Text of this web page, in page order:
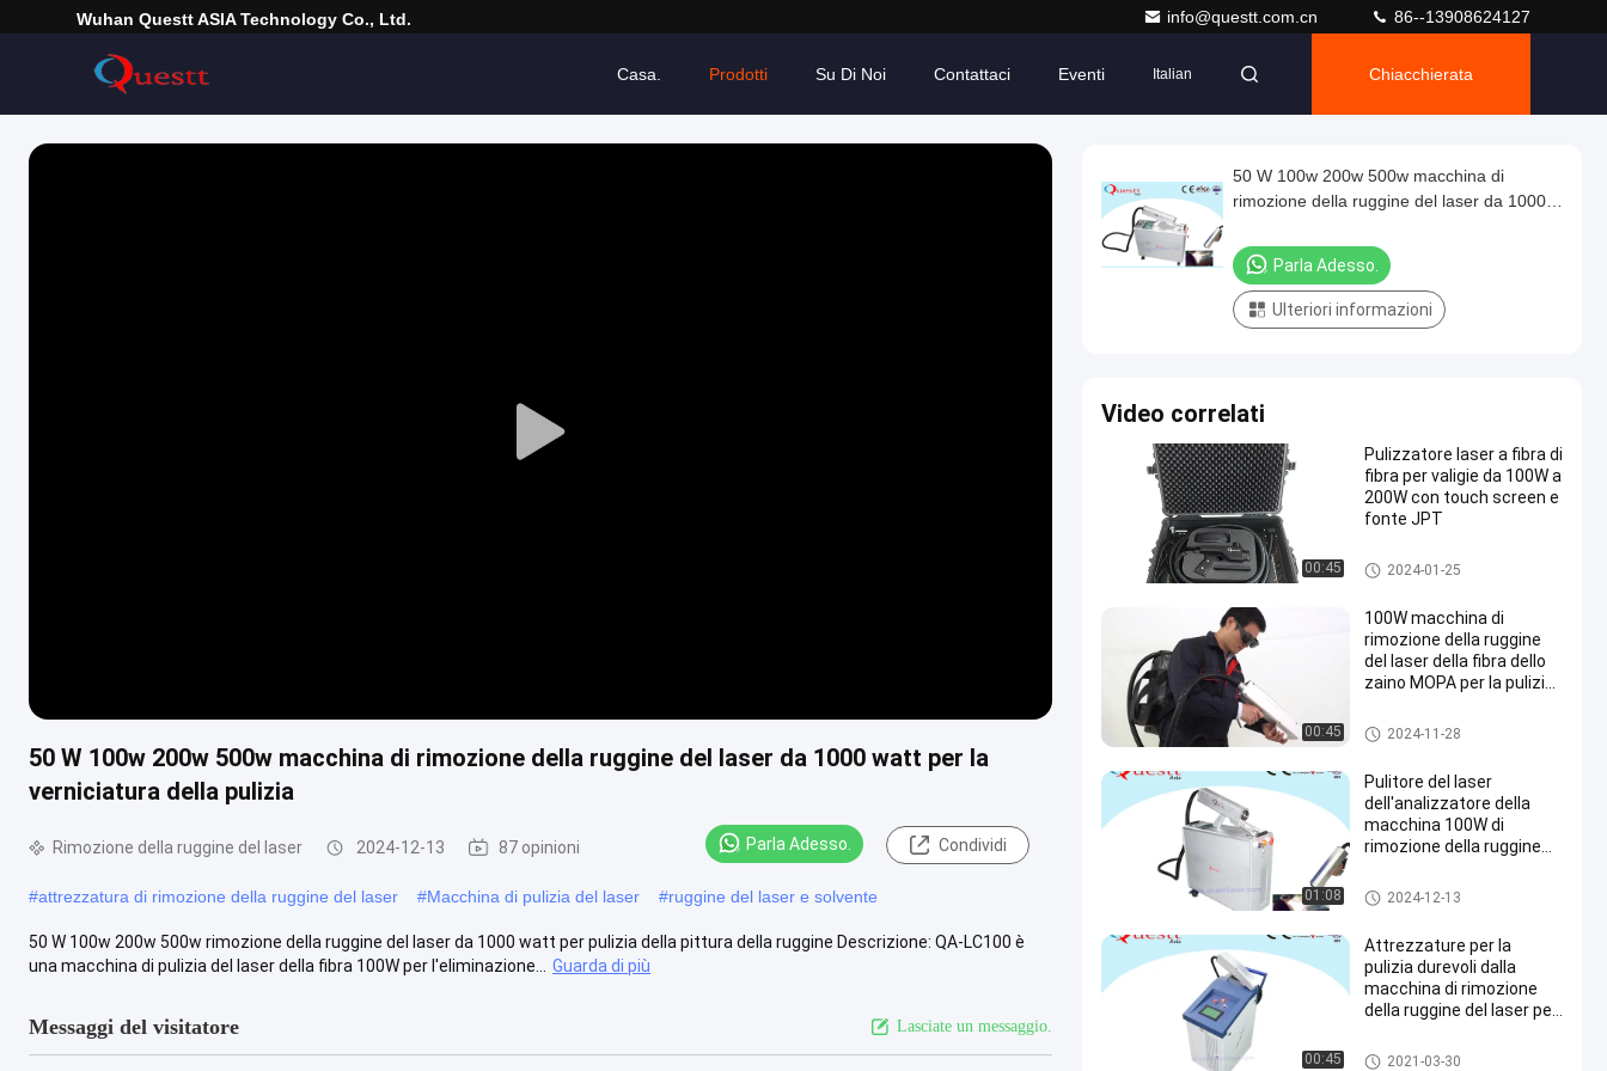
Wuhan Questt ASIA Technology Co., Ltd. info@questt.com.cn 86--13908624127
Casa. Prodotti Su Di Noi Contattaci Eventi Italian Chiacchierata
Play
50 W 100w 200w 500w macchina di rimozione della ruggine del laser da 1000 watt per la
verniciatura della pulizia
Rimozione della ruggine del laser 2024-12-13 87 opinioni Parla Adesso. Condividi
#attrezzatura di rimozione della ruggine del laser #Macchina di pulizia del laser #ruggine del laser e solvente
50 W 100w 200w 500w rimozione della ruggine del laser da 1000 watt per pulizia della pittura della ruggine Descrizione: QA-LC100 è
una macchina di pulizia del laser della fibra 100W per l'eliminazione...
Guarda di più
Messaggi del visitatore Lasciate un messaggio.
50 W 100w 200w 500w macchina di
rimozione della ruggine del laser da 1000
Parla Adesso.
Ulteriori informazioni
Video correlati
00:45
Pulizzatore laser a fibra di
fibra per valigie da 100W a
200W con touch screen e
fonte JPT
Macchina di pulizia del laser
2024-01-25
00:45
100W macchina di
rimozione della ruggine
del laser della fibra dello
zaino MOPA per la pulizia
Rimozione della ruggine del la
ser
2024-11-28
01:08
Pulitore del laser
dell'analizzatore della
macchina 100W di
rimozione della ruggine
Hanheld
Rimozione della ruggine del la
ser
2024-12-13
00:45
Attrezzature per la
pulizia durevoli dalla
macchina di rimozione
della ruggine del laser per
pittura della ruggine
Rimozione della ruggine del la
2021-03-30